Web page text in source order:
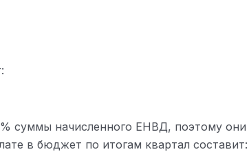
суммы начисленного ЕНВД, поэтому они
в бюджет по итогам квартал составит: